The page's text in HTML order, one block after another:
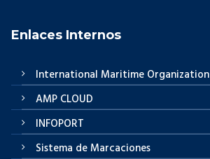
Enlaces Internos
International Maritime Organization
AMP CLOUD
INFOPORT
Sistema de Marcaciones